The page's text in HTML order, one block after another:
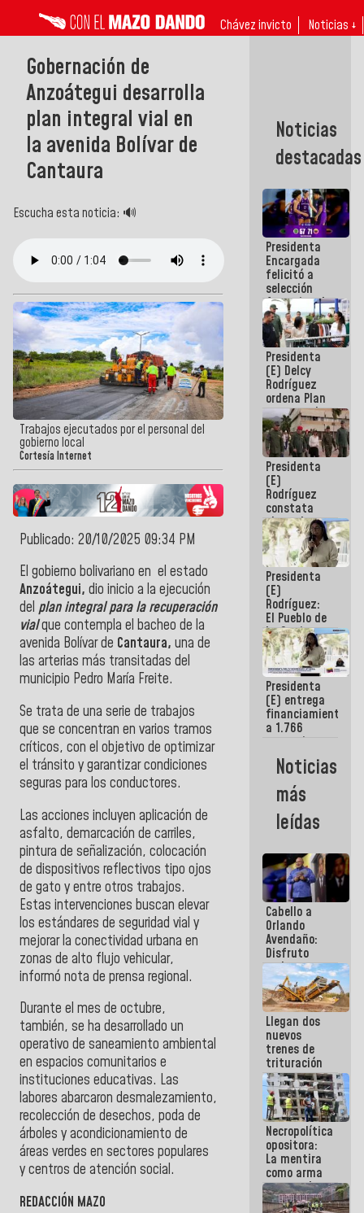
Chávez invicto Noticias ↓
Gobernación de
Anzoátegui desarrolla
plan integral vial en
la avenida Bolívar de
Cantaura
Escucha esta noticia: 🔊
Trabajos ejecutados por el personal del
gobierno local
Cortesía Internet
Publicado: 20/10/2025 09:34 PM
El gobierno bolivariano en el estado
Anzoátegui, dio inicio a la ejecución
del plan integral para la recuperación
vialque contempla el bacheo de la
avenida Bolívar de Cantaura, una de
las arterias más transitadas del
municipio Pedro María Freite.
Se trata de una serie de trabajos
que se concentran en varios tramos
críticos, con el objetivo de optimizar
el tránsito y garantizar condiciones
seguras para los conductores.
Las acciones incluyen aplicación de
asfalto, demarcación de carriles,
pintura de señalización, colocación
de dispositivos reflectivos tipo ojos
de gato y entre otros trabajos.
Estas intervenciones buscan elevar
los estándares de seguridad vial y
mejorar la conectividad urbana en
zonas de alto flujo vehicular,
informó nota de prensa regional.
Durante el mes de octubre,
también, se ha desarrollado un
operativo de saneamiento ambiental
en espacios comunitarios e
instituciones educativas. Las
labores abarcaron desmalezamiento,
recolección de desechos, poda de
árboles y acondicionamiento de
áreas verdes en sectores populares
y centros de atención social.
REDACCIÓN MAZO
Noticias
destacadas
Presidenta
Encargada
felicitó a
selección
femenina de
baloncesto
por su
clasificación
a la
AmeriCup
2027
Presidenta
(E) Delcy
Rodríguez
ordena Plan
maestro de
desarrollo
logístico y
turístico
para La
Guaira
Presidenta
(E)
Rodríguez
constata
obras de
rehabilitación
de Escuela
Militar de
Mamo en La
Guaira
Presidenta
(E)
Rodríguez:
El Pueblo de
La Guaira
siempre
estará
acompañada
por el
Gobierno
Nacional
Presidenta
(E) entrega
financiamientos
a 1.766
comerciantes
emprendedores
afectados
por
terremotos
Noticias
más
leídas
Cabello a
Orlando
Avendaño:
Disfruto
cada vez
que escribes
porque lo
que haces
es
embarrarla
Llegan dos
nuevos
trenes de
trituración
para
optimizar
manejo de
escombros
en La Guaira
Necropolítica
opositora:
La mentira
como arma
contra el
Pueblo